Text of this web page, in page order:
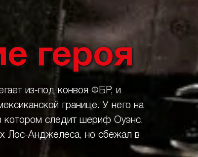
героя
из-под конвоя ФБР, и
границе. У него на
котором следит шериф Оуэнс.
Лос-Анджелеса, но сбежал в